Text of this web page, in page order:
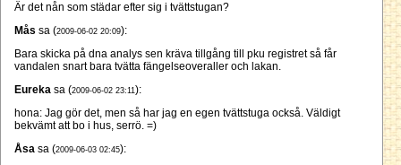
Är det nån som städar efter sig i tvättstugan?
Mås sa (2009-06-02 20:09):
Bara skicka på dna analys sen kräva tillgång till pku registret så får
vandalen snart bara tvätta fängelseoveraller och lakan.
Eureka sa (2009-06-02 23:11):
hona: Jag gör det, men så har jag en egen tvättstuga också. Väldigt
bekvämt att bo i hus, serrö. =)
Åsa sa (2009-06-03 02:45):